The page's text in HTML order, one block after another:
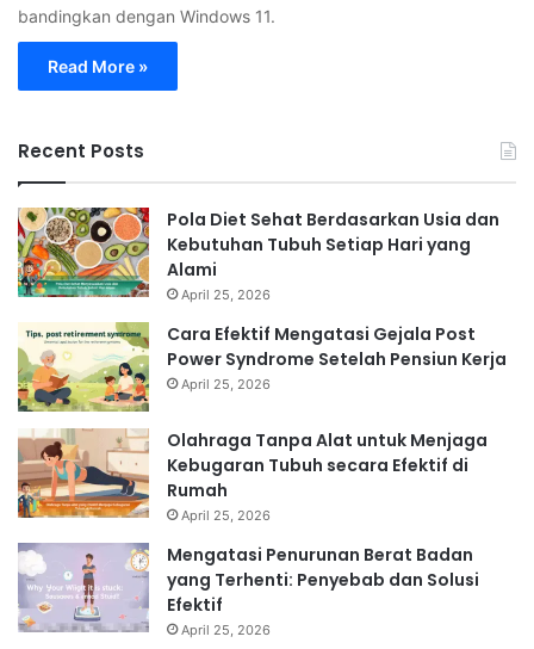
bandingkan dengan Windows 11.
Read More »
Recent Posts
Pola Diet Sehat Berdasarkan Usia dan
Kebutuhan Tubuh Setiap Hari yang
Alami
April 25, 2026
Cara Efektif Mengatasi Gejala Post
Power Syndrome Setelah Pensiun Kerja
April 25, 2026
Olahraga Tanpa Alat untuk Menjaga
Kebugaran Tubuh secara Efektif di
Rumah
April 25, 2026
Mengatasi Penurunan Berat Badan
yang Terhenti: Penyebab dan Solusi
Efektif
April 25, 2026